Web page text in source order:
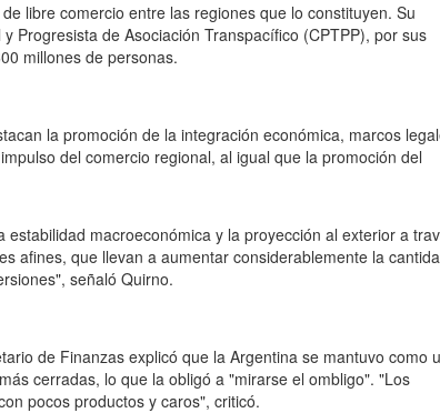
libre comercio entre las regiones que lo constituyen. Su
Progresista de Asociación Transpacífico (CPTPP), por sus
millones de personas.
la promoción de la integración económica, marcos
del comercio regional, al igual que la promoción del
estabilidad macroeconómica y la proyección al exterior a
afines, que llevan a aumentar considerablemente la
señaló Quirno.
de Finanzas explicó que la Argentina se mantuvo como
cerradas, lo que la obligó a "mirarse el ombligo". "Los
pocos productos y caros", criticó.